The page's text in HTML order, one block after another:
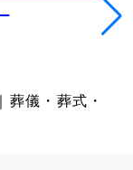
葬儀・葬式・